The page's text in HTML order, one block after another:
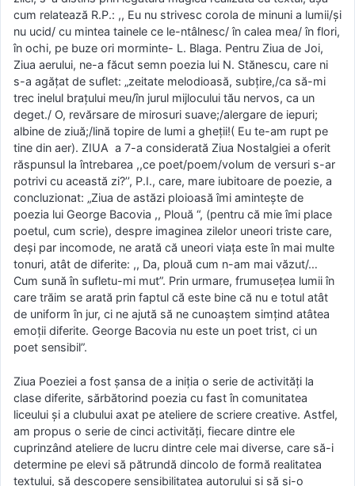
cum relatează R.P.: ,, Eu nu strivesc corola de minuni a lumii/și
nu ucid/ cu mintea tainele ce le-ntâlnesc/ în calea mea/ în flori,
în ochi, pe buze ori morminte- L. Blaga. Pentru Ziua de Joi,
Ziua aerului, ne-a făcut semn poezia lui N. Stănescu, care ni
s-a agățat de suflet: „zeitate melodioasă, subţire,/ca să-mi
trec inelul braţului meu/în jurul mijlocului tău nervos, ca un
deget./ O, revărsare de mirosuri suave;/alergare de iepuri;
albine de ziuă;/lină topire de lumi a gheţii!( Eu te-am rupt pe
tine din aer). ZIUA a 7-a considerată Ziua Nostalgiei a oferit
răspunsul la întrebarea ,,ce poet/poem/volum de versuri s-ar
potrivi cu această zi?’’, P.I., care, mare iubitoare de poezie, a
concluzionat: „Ziua de astăzi ploioasă îmi amintește de
poezia lui George Bacovia ,, Plouă “, (pentru că mie îmi place
poetul, cum scrie), despre imaginea zilelor uneori triste care,
deși par incomode, ne arată că uneori viața este în mai multe
tonuri, atât de diferite: ,, Da, plouă cum n-am mai văzut/…
Cum sună în sufletu-mi mut”. Prin urmare, frumusețea lumii în
care trăim se arată prin faptul că este bine că nu e totul atât
de uniform în jur, ci ne ajută să ne cunoaștem simțind atâtea
emoții diferite. George Bacovia nu este un poet trist, ci un
poet sensibil”.
Ziua Poeziei a fost șansa de a iniția o serie de activități la
clase diferite, sărbătorind poezia cu fast în comunitatea
liceului și a clubului axat pe ateliere de scriere creative. Astfel,
am propus o serie de cinci activități, fiecare dintre ele
cuprinzând ateliere de lucru dintre cele mai diverse, care să-i
determine pe elevi să pătrundă dincolo de formă realitatea
textului, să descopere sensibilitatea autorului și să și-o